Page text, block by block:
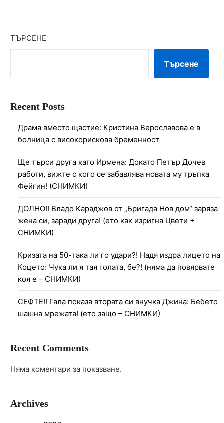
ТЪРСЕНЕ
Търсене
Recent Posts
Драма вместо щастие: Кристина Верославова е в
болница с високорискова бременност
Ще търси друга като Ирмена: Докато Петър Дочев
работи, вижте с кого се забавлява новата му тръпка
Фейгин! (СНИМКИ)
ДОЛНО!! Владо Караджов от „Бригада Нов дом“ заряза
жена си, заради друга! (ето как изригна Цвети +
СНИМКИ)
Кризата на 50-така ли го удари?! Надя издра лицето на
Коцето: Чука ли я тая голата, бе?! (няма да повярвате
коя е – СНИМКИ)
СЕФТЕ!! Гала показа втората си внучка Джина: Бебето
шашна мрежата! (ето защо – СНИМКИ)
Recent Comments
Няма коментари за показване.
Archives